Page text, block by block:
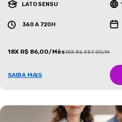
LATO SENSU
360 A 720H
18X R$ 86,00/Mês18X R$ 387,00/Mês
SAIBA MAIS